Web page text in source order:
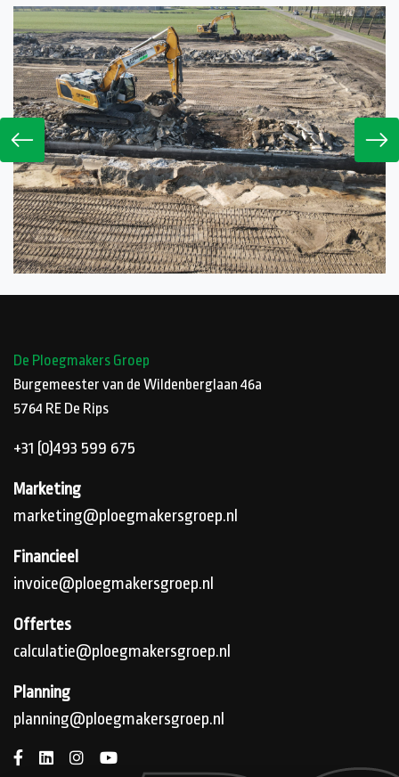
De Ploegmakers Groep
Burgemeester van de Wildenberglaan 46a
5764 RE De Rips
+31 (0)493 599 675
Marketing
marketing@ploegmakersgroep.nl
Financieel
invoice@ploegmakersgroep.nl
Offertes
calculatie@ploegmakersgroep.nl
Planning
planning@ploegmakersgroep.nl